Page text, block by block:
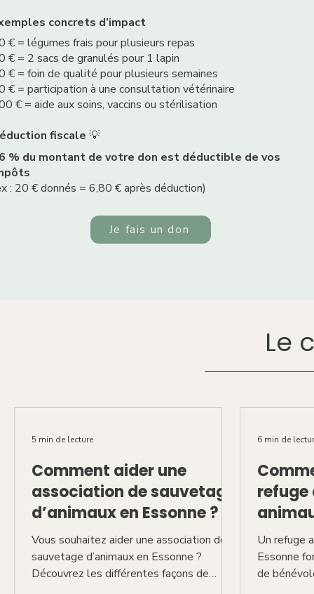
concrets d’impact
€ = légumes frais pour plusieurs repas
€ = 2 sacs de granulés pour 1 lapin
€ = foin de qualité pour plusieurs semaines
€ = participation à une consultation vétérinaire
€ = aide aux soins, vaccins ou stérilisation
fiscale 💡
% du montant de votre don est déductible de vos
: 20 € donnés = 6,80 € après déduction)
Je fais un don
Le
Comment aider une
association de sauvetage
d’animaux en Essonne ?
Vous souhaitez aider une association de
sauvetage d’animaux en Essonne ?
Découvrez les différentes façons de
5 min de lecture
Un refuge
Essonne
de
6 min de